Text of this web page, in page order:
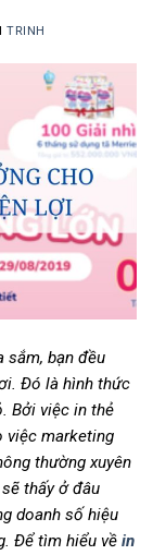
TRINH
sắm, bạn đều
Đó là hình thức
Bởi việc in thẻ
việc marketing
thường xuyên
thấy ở đâu
doanh số hiệu
Để tìm hiểu về in